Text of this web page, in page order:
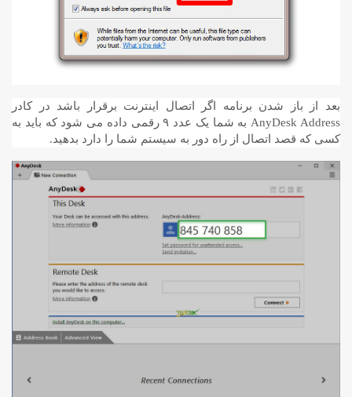
بعد از باز شدن برنامه اگر اتصال اینترنت برقرار باشد در کادر
AnyDesk Address به شما یک عدد ۹ رقمی داده می شود که باید به
کسی که قصد اتصال از راه دور به سیستم شما را دارد بدهید.